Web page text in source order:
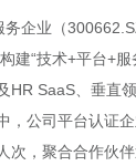
企业（
“技术+平台+
SaaS、垂直
公司平台认证
，聚合合作伙伴